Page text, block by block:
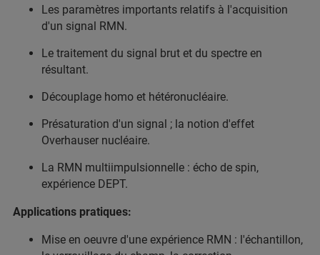
Les paramètres importants relatifs à l'acquisition
d'un signal RMN.
Le traitement du signal brut et du spectre en
résultant.
Découplage homo et hétéronucléaire.
Présaturation d'un signal ; la notion d'effet
Overhauser nucléaire.
La RMN multiimpulsionnelle : écho de spin,
expérience DEPT.
Applications pratiques:
Mise en oeuvre d'une expérience RMN : l'échantillon,